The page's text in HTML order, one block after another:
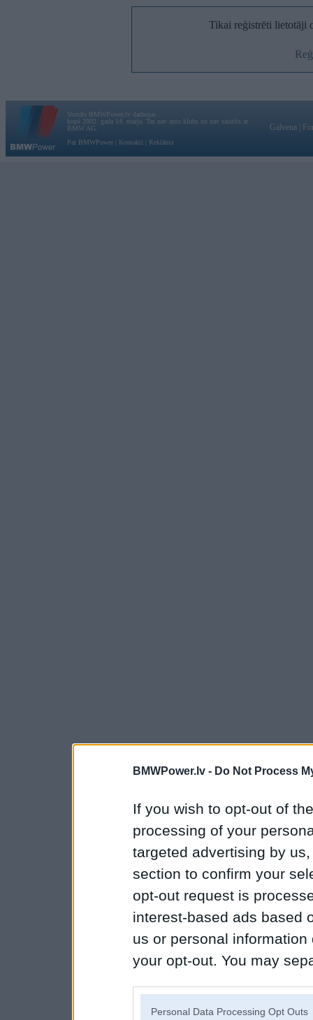
BMWPower.lv - Do Not Process
If you wish to opt-out of
processing of your
targeted advertising by
section to confirm your
opt-out request is
interest-based ads based
us or personal
your opt-out. You may
Personal Data Processing Opt Outs
Tikai reģistrēti lietotāji
Vortāls BMWPower.lv darbojas
kopš 2002. gada 14. maija. Tas nav auto klubs un nav saistīts ar
BMW AG.
Par BMWPower
Kontakti Reklāma
Galvena